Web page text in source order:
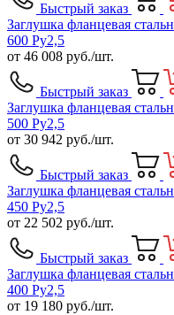
Быстрый заказ
Заглушка фланцевая
600 Ру2,5
от 46 008 руб./шт.
Быстрый заказ
Заглушка фланцевая
500 Ру2,5
от 30 942 руб./шт.
Быстрый заказ
Заглушка фланцевая
450 Ру2,5
от 22 502 руб./шт.
Быстрый заказ
Заглушка фланцевая
400 Ру2,5
от 19 180 руб./шт.